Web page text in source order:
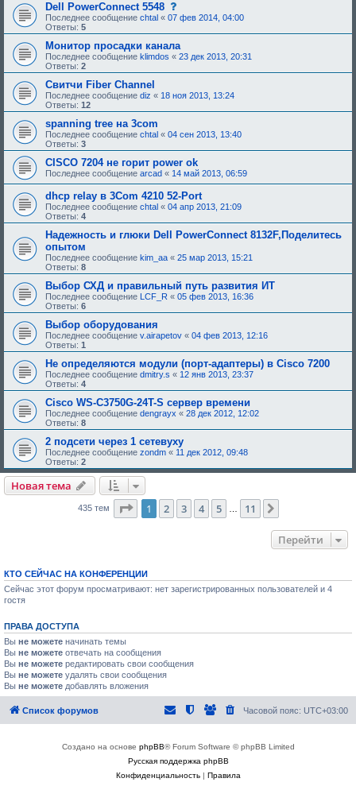
Dell PowerConnect 5548
о
о
б
е
н
и
т
р
у
е
е
о
д
о
р
е
и
я
:
Последнее сообщение chtal « 07 фев 2014, 04:00
Ответы: 5
Монитор просадки канала
Последнее сообщение klimdos « 23 дек 2013, 20:31
Ответы: 2
Свитчи Fiber Channel
Последнее сообщение diz « 18 ноя 2013, 13:24
Ответы: 12
spanning tree на 3com
Последнее сообщение chtal « 04 сен 2013, 13:40
Ответы: 3
CISCO 7204 не горит power ok
Последнее сообщение arcad « 14 май 2013, 06:59
dhcp relay в 3Com 4210 52-Port
Последнее сообщение chtal « 04 апр 2013, 21:09
Ответы: 4
Надежность и глюки Dell PowerConnect 8132F,Поделитесь
опытом
Последнее сообщение kim_aa « 25 мар 2013, 15:21
Ответы: 8
Выбор СХД и правильный путь развития ИТ
Последнее сообщение LCF_R « 05 фев 2013, 16:36
Ответы: 6
Выбор оборудования
Последнее сообщение v.airapetov « 04 фев 2013, 12:16
Ответы: 1
Не определяются модули (порт-адаптеры) в Cisco 7200
Последнее сообщение dmitry.s « 12 янв 2013, 23:37
Ответы: 4
Cisco WS-C3750G-24T-S сервер времени
Последнее сообщение dengrayx « 28 дек 2012, 12:02
Ответы: 8
2 подсети через 1 сетевуху
Последнее сообщение zondm « 11 дек 2012, 09:48
Ответы: 2
Новая тема
435 тем Страница из 11
1 2 3 4 5 11
Перейти
КТО СЕЙЧАС НА КОНФЕРЕНЦИИ
Сейчас этот форум просматривают: нет зарегистрированных пользователей и 4
гостя
ПРАВА ДОСТУПА
Вы не можете начинать темы
Вы не можете отвечать на сообщения
Вы не можете редактировать свои сообщения
Вы не можете удалять свои сообщения
Вы не можете добавлять вложения
Список форумов Часовой пояс: UTC+03:00
Создано на основе phpBB® Forum Software © phpBB Limited
Русская поддержка phpBB
Конфиденциальность| Правила